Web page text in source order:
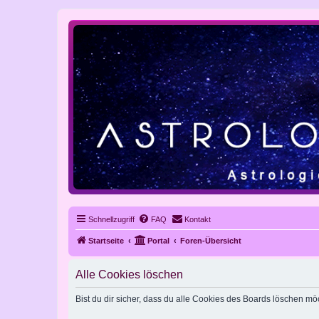
Schnellzugriff FAQ Kontakt
Startseite Portal Foren-Übersicht
Alle Cookies löschen
Bist du dir sicher, dass du alle Cookies des Boards löschen